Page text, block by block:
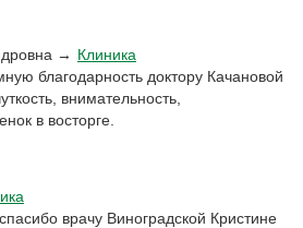
→ Клиника
благодарность доктору Качановой
внимательность,
в восторге.
врачу Виноградской Кристине